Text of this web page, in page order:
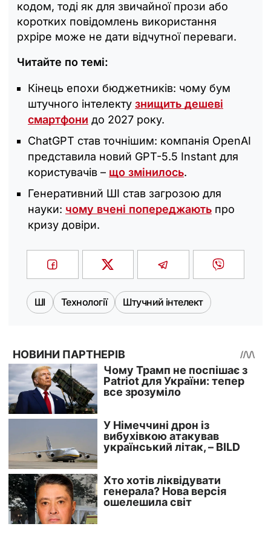
кодом, тоді як для звичайної прози або
коротких повідомлень використання
pxpipe може не дати відчутної переваги.
Читайте по темі:
Кінець епохи бюджетників: чому бум
штучного інтелекту знищить дешеві
смартфони до 2027 року.
ChatGPT став точнішим: компанія OpenAI
представила новий GPT-5.5 Instant для
користувачів – що змінилось.
Генеративний ШІ став загрозою для
науки: чому вчені попереджають про
кризу довіри.
ШІ Технології Штучний інтелект